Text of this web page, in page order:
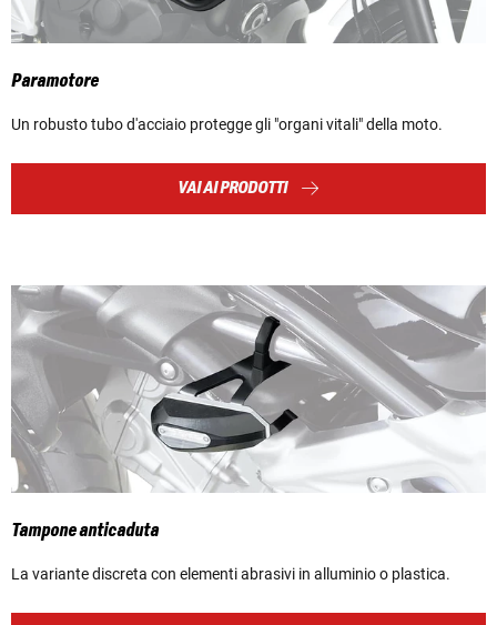
Paramotore
Un robusto tubo d'acciaio protegge gli "organi vitali" della moto.
VAI AI PRODOTTI
Tampone anticaduta
La variante discreta con elementi abrasivi in alluminio o plastica.